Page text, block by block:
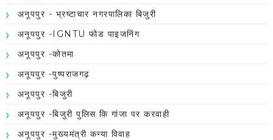
अनूपपुर - भ्रष्टाचार नगरपालिका बिजुरी
अनूपपुर -IGNTU फोड पाइजनिंग
अनूपपुर -कोतमा
अनूपपुर -पुष्पराजगढ़
अनूपपुर -बिजुरी
अनूपपुर -बिजुरी पुलिस कि गांजा पर करवाही
अनूपपुर -मुख्यमंत्री कन्या विवाह